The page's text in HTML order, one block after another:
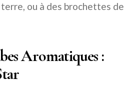
ou à des brochettes de
Aromatiques :